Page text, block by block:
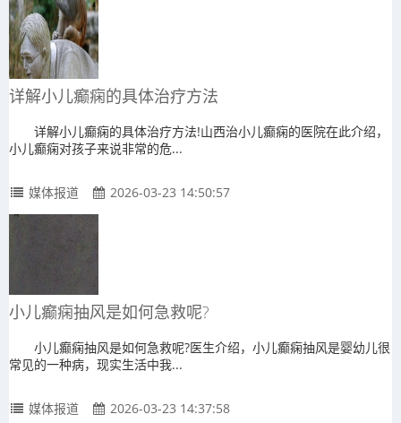
详解小儿癫痫的具体治疗方法
详解小儿癫痫的具体治疗方法!山西治小儿癫痫的医院在此介绍，
小儿癫痫对孩子来说非常的危...
媒体报道 2026-03-23 14:50:57
小儿癫痫抽风是如何急救呢?
小儿癫痫抽风是如何急救呢?医生介绍，小儿癫痫抽风是婴幼儿很
常见的一种病，现实生活中我...
媒体报道 2026-03-23 14:37:58